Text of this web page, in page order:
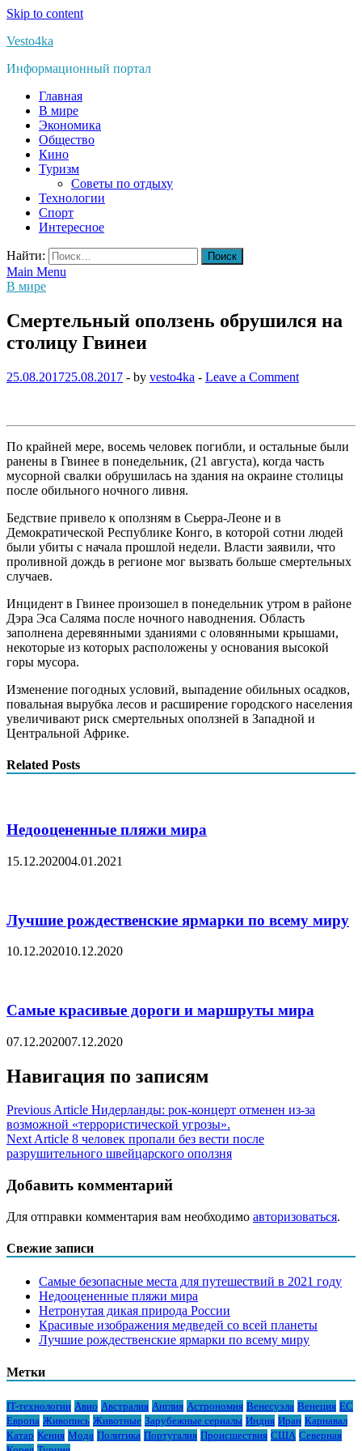
Skip to content
Vesto4ka
Информационный портал
Главная
В мире
Экономика
Общество
Кино
Туризм
Советы по отдыху
Технологии
Спорт
Интересное
Найти:
Main Menu
В мире
Смертельный оползень обрушился на
столицу Гвинеи
25.08.201725.08.2017 - by vesto4ka - Leave a Comment
По крайней мере, восемь человек погибли, и остальные были
ранены в Гвинее в понедельник, (21 августа), когда часть
мусорной свалки обрушилась на здания на окраине столицы
после обильного ночного ливня.
Бедствие привело к оползням в Сьерра-Леоне и в
Демократической Республике Конго, в которой сотни людей
были убиты с начала прошлой недели. Власти заявили, что
проливной дождь в регионе мог вызвать больше смертельных
случаев.
Инцидент в Гвинее произошел в понедельник утром в районе
Дэра Эса Саляма после ночного наводнения. Область
заполнена деревянными зданиями с оловянными крышами,
некоторые из которых расположены у основания высокой
горы мусора.
Изменение погодных условий, выпадение обильных осадков,
повальная вырубка лесов и расширение городского населения
увеличивают риск смертельных оползней в Западной и
Центральной Африке.
Related Posts
Недооцененные пляжи мира
15.12.202004.01.2021
Лучшие рождественские ярмарки по всему миру
10.12.202010.12.2020
Самые красивые дороги и маршруты мира
07.12.202007.12.2020
Навигация по записям
Previous Article Нидерланды: рок-концерт отменен из-за
возможной «террористической угрозы».
Next Article 8 человек пропали без вести после
разрушительного швейцарского оползня
Добавить комментарий
Для отправки комментария вам необходимо авторизоваться.
Свежие записи
Самые безопасные места для путешествий в 2021 году
Недооцененные пляжи мира
Нетронутая дикая природа России
Красивые изображения медведей со всей планеты
Лучшие рождественские ярмарки по всему миру
Метки
IT-технологии Авио Австралия Англия Астрономия Венесуэла Венеция ЕС
Европа Живопись Животные Зарубежные сериалы Индия Иран Карнавал
Катар Кения Мода Политика Португалия Происшествия США Северная